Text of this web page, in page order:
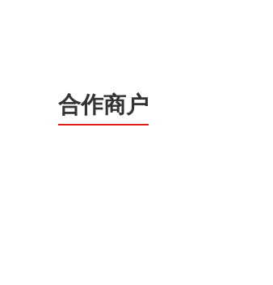
合作商户